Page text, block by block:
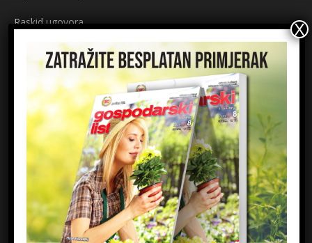
Raskid ugovora
Načini plaćanja
Sigurnost plaćanja
Prijavite se na newsletter
Email